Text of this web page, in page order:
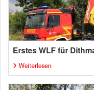
Erstes WLF für
Weiterlesen